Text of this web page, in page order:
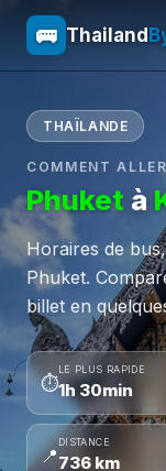
🚌 Thailand
THAÏLANDE
COMMENT
Phuket à
Horaires de
Phuket.
billet en
⏱
LE PLUS RAPIDE
1h 30min
📍
DISTANCE
736 km